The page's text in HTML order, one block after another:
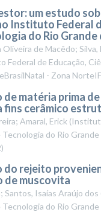
um estudo
Instituto Federal
do Rio
Oliveira de Macêdo;
Federal de Educação,
- Zona
matéria prima de
fins cerâmico
Amaral, Erick (
Tecnologia do Rio
)
do rejeito
de muscovita
Santos, Isaías Araújo dos
Tecnologia do Rio Grande